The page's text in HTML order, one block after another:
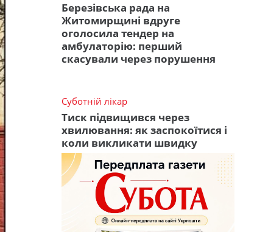
Березівська рада на
Житомирщині вдруге
оголосила тендер на
амбулаторію: перший
скасували через порушення
Суботній лікар
Тиск підвищився через
хвилювання: як заспокоїтися і
коли викликати швидку